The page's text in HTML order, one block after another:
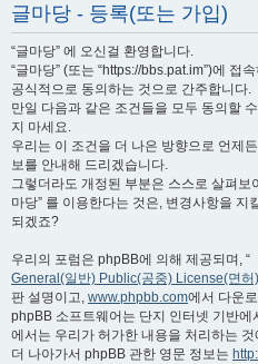
글마당 - 등록(또는 가입)
“글마당” 에 오신걸 환영합니다.
“글마당” (또는 “https://bbs.pat.im”)에 접
공식적으로 동의하는 것으로 간주합니다.
만일 다음과 같은 조건들을 모두 동의할
지 마세요.
우리는 이 조건을 더 나은 방향으로 언제
보를 안내해 드리겠습니다.
그렇더라도 개정된 부분은 스스로 살펴보
마당” 를 이용한다는 것은, 변경사항을
되겠죠?
우리의 포럼은 phpBB에 의해 제공되며, “
General(일반) Public(공중) License(면허)
판 설명이고, www.phpbb.com에서 다운
phpBB 소프트웨어는 단지 인터넷 기반
에서는 우리가 허가한 내용을 처리하는
더 나아가서 phpBB 관한 영문 정보는